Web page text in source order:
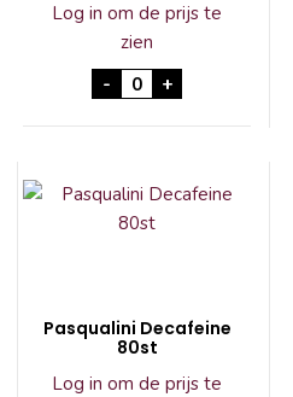
Roodmerk Snelf 24x250gr
Log in om de prijs te
zien
- Douwe Egberts
+
Pasqualini Decafeine
80st
Log in om de prijs te